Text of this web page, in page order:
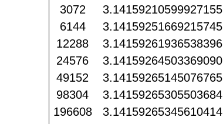
3072
3.14159210599927155
6144
3.14159251669215745
12288
3.14159261936538396
24576
3.14159264503369090
49152
3.14159265145076765
98304
3.14159265305503684
196608
3.14159265345610414